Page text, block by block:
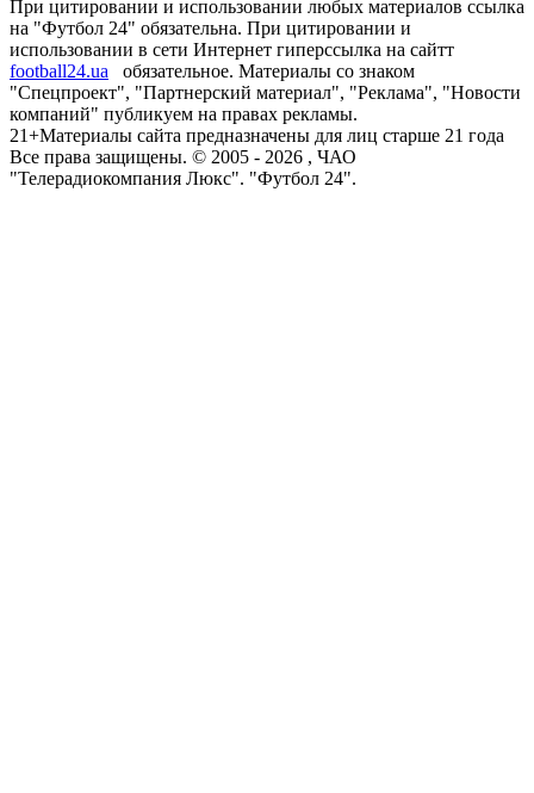
При цитировании и использовании любых материалов ссылка
на "Футбол 24" обязательна. При цитировании и
использовании в сети Интернет гиперссылка на сайтт
football24.ua
обязательное. Материалы со знаком
"Спецпроект", "Партнерский материал", "Реклама", "Новости
компаний" публикуем на правах рекламы.
21+Материалы сайта предназначены для лиц старше 21 года
Все права защищены. © 2005 - 2026 , ЧАО
"Телерадиокомпания Люкс". "Футбол 24".